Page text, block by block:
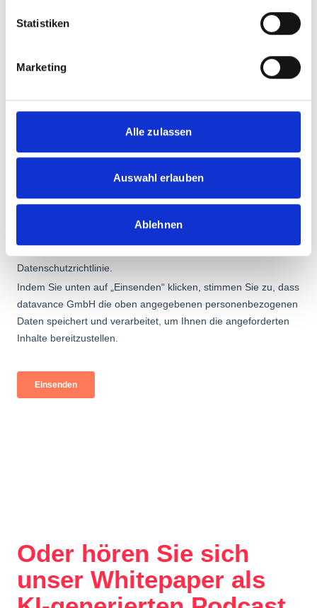
Statistiken
Marketing
Alle zulassen
Auswahl erlauben
Ablehnen
Oder hören Sie sich
unser Whitepaper als